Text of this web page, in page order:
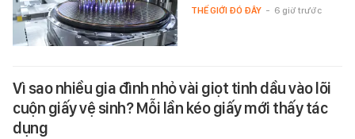
THẾ GIỚI ĐÓ ĐÂY - 6 giờ trước
Vì sao nhiều gia đình nhỏ vài giọt tinh dầu vào lõi
cuộn giấy vệ sinh? Mỗi lần kéo giấy mới thấy tác
dụng